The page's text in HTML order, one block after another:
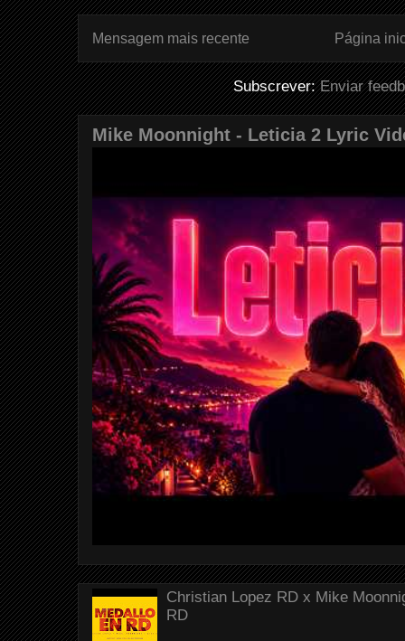
Mensagem mais recente Página
Subscrever:Enviar
Mike Moonnight - Leticia 2 Lyric
Christian Lopez RD x Mike
RD